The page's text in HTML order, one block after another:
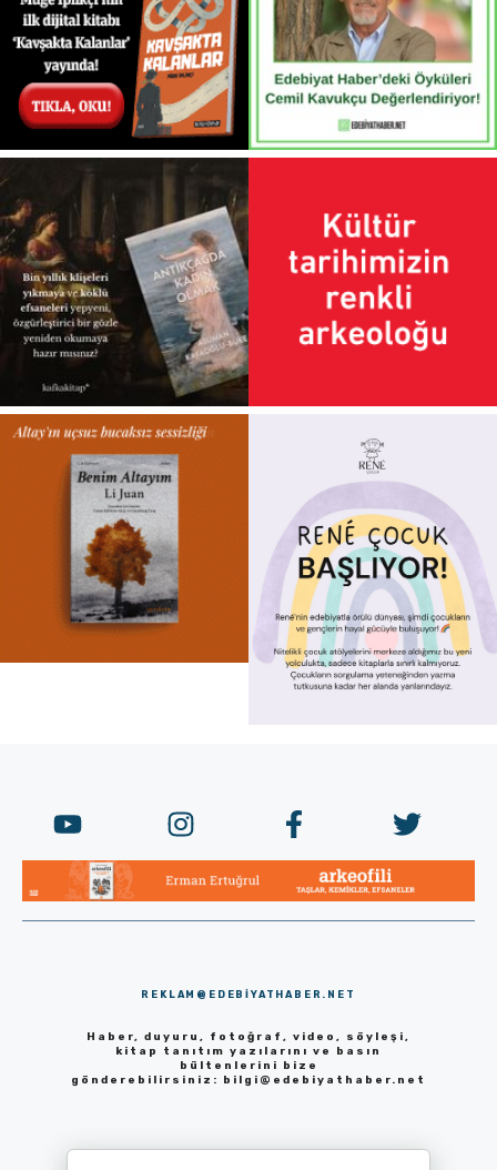
REKLAM@EDEBIYATHABER.NET
Haber, duyuru, fotoğraf, video, söyleşi,
kitap tanıtım yazılarını ve basın
bültenlerini bize
gönderebilirsiniz: bilgi@edebiyathaber.net